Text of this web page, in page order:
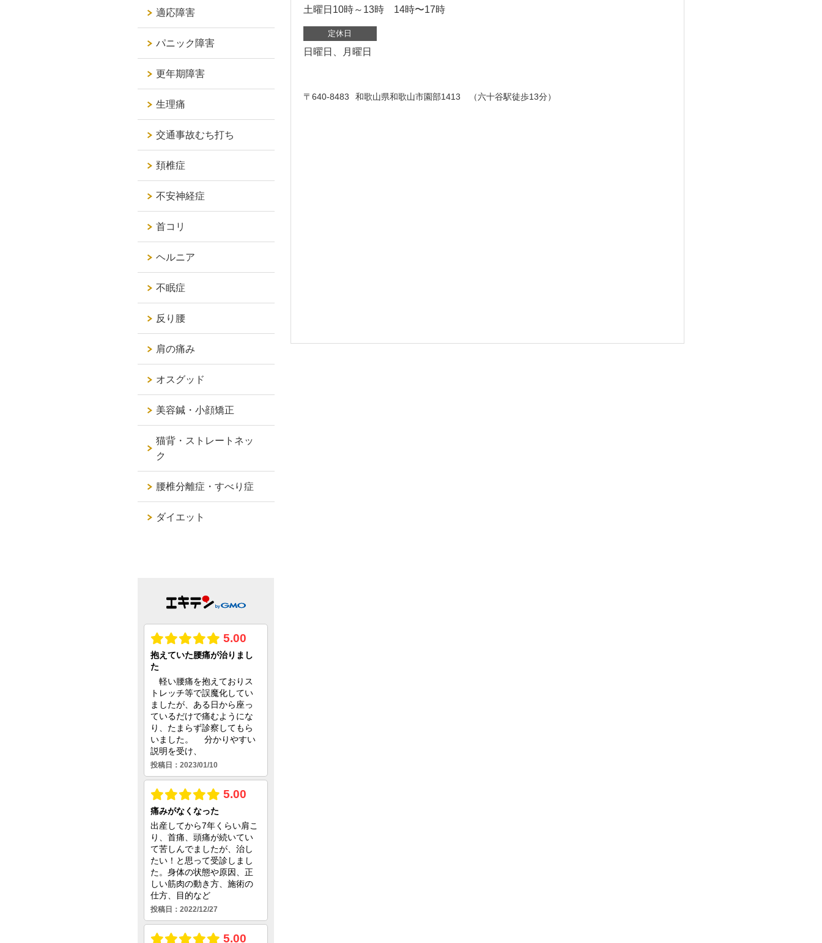
土曜日10時～13時 14時〜17時
定休日
日曜日、月曜日
〒640-8483 和歌山県和歌山市園部1413 （六十谷駅徒歩13分）
適応障害
パニック障害
更年期障害
生理痛
交通事故むち打ち
頚椎症
不安神経症
首コリ
ヘルニア
不眠症
反り腰
肩の痛み
オスグッド
美容鍼・小顔矯正
猫背・ストレートネッ
ク
腰椎分離症・すべり症
ダイエット